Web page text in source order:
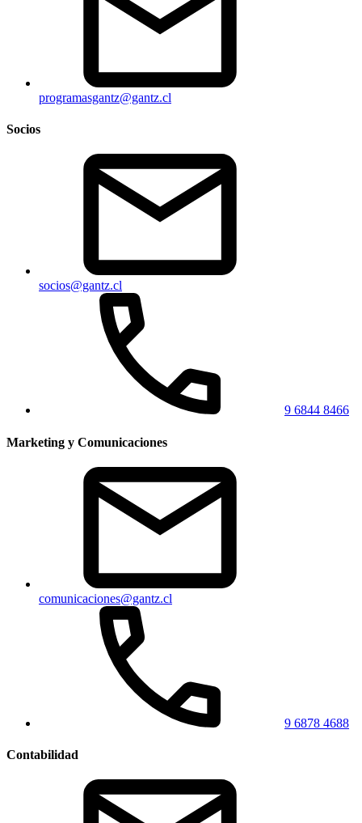
programasgantz@gantz.cl
Socios
socios@gantz.cl
9 6844 8466
Marketing y Comunicaciones
comunicaciones@gantz.cl
9 6878 4688
Contabilidad